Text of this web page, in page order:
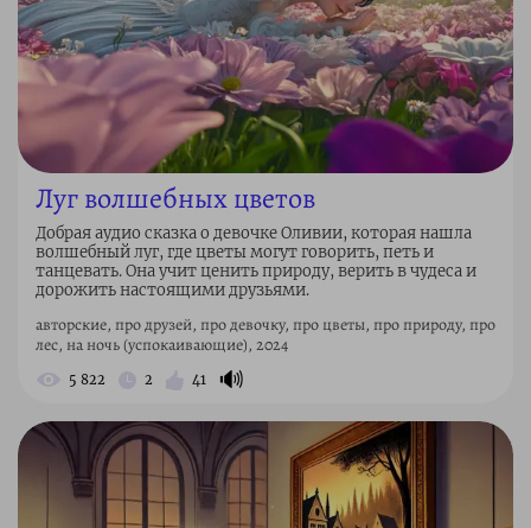
Луг волшебных цветов
Добрая аудио сказка о девочке Оливии, которая нашла
волшебный луг, где цветы могут говорить, петь и
танцевать. Она учит ценить природу, верить в чудеса и
дорожить настоящими друзьями.
авторские, про друзей, про девочку, про цветы, про природу, про
лес, на ночь (успокаивающие), 2024
5 822 2 41 🔊